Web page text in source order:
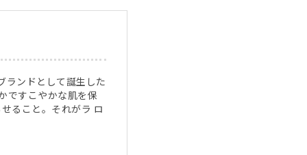
ランドとして誕生した
ですこやかな肌を保
ること。それがラ ロ